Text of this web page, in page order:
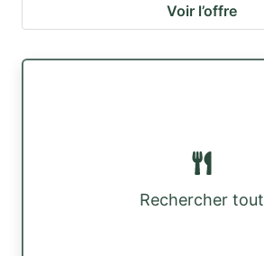
Voir l’offre
Rechercher tout